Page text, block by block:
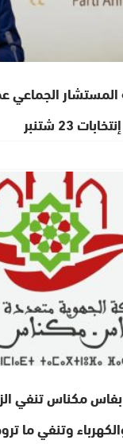
المستشار الجماعي
23 شتنبر
مكناس تنفي
وتنفي ما